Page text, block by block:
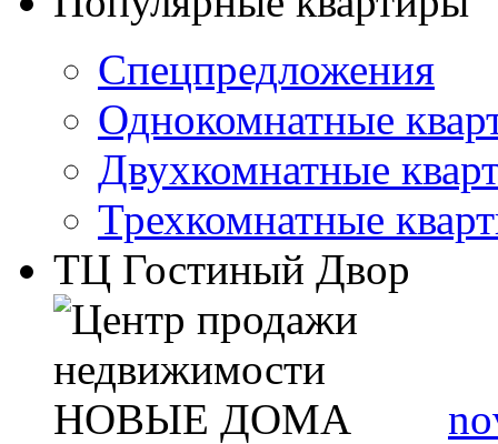
Спецпредложения
Однокомнатные
Двухкомнатные
Трехкомнатные
ТЦ Гостиный Двор